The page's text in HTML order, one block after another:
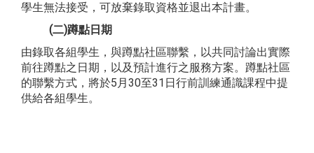
學生無法接受，可放棄錄取資格並退出本計畫。
(二)蹲點日期
由錄取各組學生，與蹲點社區聯繫，以共同討論出實際
前往蹲點之日期，以及預計進行之服務方案。蹲點社區
的聯繫方式，將於5月30至31日行前訓練通識課程中提
供給各組學生。